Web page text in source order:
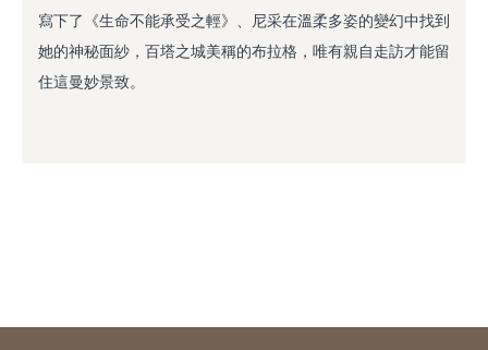
寫下了《⽣命不能承受之輕》、尼采在溫柔多姿的變幻中找到
她的神秘⾯紗，百塔之城美稱的布拉格，唯有親⾃⾛訪才能留
住這曼妙景致。